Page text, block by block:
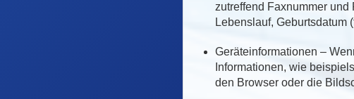
zutreffend Faxnummer
Lebenslauf, Geburtsdatum
Geräteinformationen –
Informationen, wie
den Browser oder die